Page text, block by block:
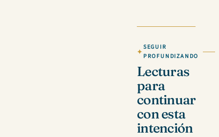
SEGUIR
PROFUNDIZANDO
Lecturas
para
continuar
con esta
intención